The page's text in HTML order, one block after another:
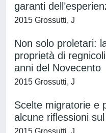
garanti
2015 Grossutti, J
Non solo proletari:
proprietà di
anni del Novecento
2015 Grossutti, J
Scelte migratorie e
alcune riflessioni
2015 Grossutti, J